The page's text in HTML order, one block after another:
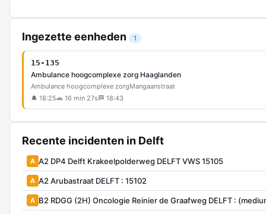
Ingezette eenheden 1
15-135
Ambulance hoogcomplexe zorg Haaglanden
Ambulance hoogcomplexe zorgMangaanstraat
🔔 18:25🚗 16 min 27s 🏁 18:43
Recente incidenten in Delft
A A2 DP4 Delft Krakeelpolderweg DELFT VWS 15105
A A2 Arubastraat DELFT : 15102
A B2 RDGG (2H) Oncologie Reinier de Graafweg DELFT :